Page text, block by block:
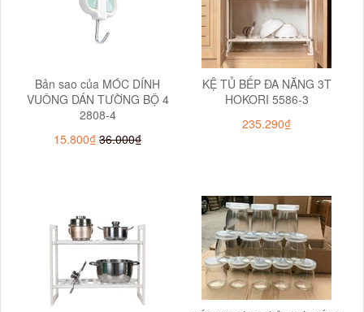
Bản sao của MÓC DÍNH
VUÔNG DÁN TƯỜNG BỘ 4
2808-4
15.800₫ 36.000₫
KỆ TỦ BẾP ĐA NĂNG 3T
HOKORI 5586-3
235.290₫